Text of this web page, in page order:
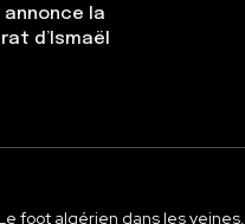
annonce la
d’Ismaël
foot algérien dans les veines.